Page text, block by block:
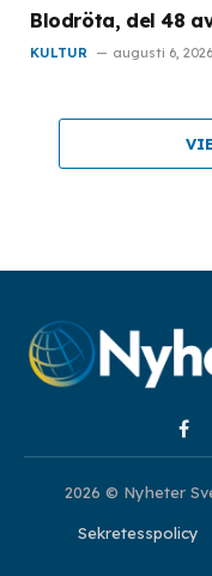
Blodröta, del 48
KULTUR augusti 6, 2026
2026 © Nyheter
Sekretesspolicy